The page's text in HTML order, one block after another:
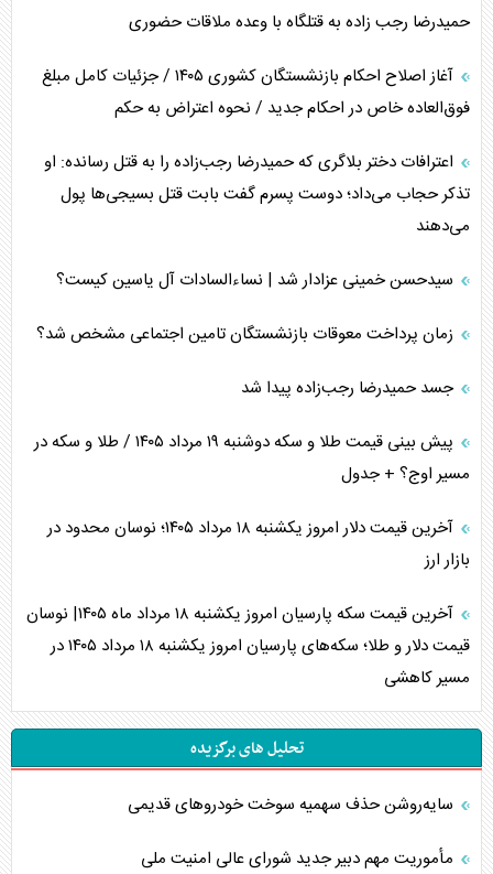
حمیدرضا رجب زاده به قتلگاه با وعده ملاقات حضوری
آغاز اصلاح احکام بازنشستگان کشوری ۱۴۰۵ / جزئیات کامل مبلغ
فوق‌العاده خاص در احکام جدید / نحوه اعتراض به حکم
اعترافات دختر بلاگری که حمیدرضا رجب‌زاده را به قتل رسانده: او
تذکر حجاب می‌داد؛ دوست پسرم گفت بابت قتل بسیجی‌ها پول
می‌دهند
سیدحسن خمینی عزادار شد | نساءالسادات آل یاسین کیست؟
زمان پرداخت معوقات بازنشستگان تامین اجتماعی مشخص شد؟
جسد حمیدرضا رجب‌زاده پیدا شد
پیش بینی قیمت طلا و سکه دوشنبه ۱۹ مرداد ۱۴۰۵ / طلا و سکه در
مسیر اوج؟ + جدول
آخرین قیمت دلار امروز یکشنبه ۱۸ مرداد ۱۴۰۵؛ نوسان محدود در
بازار ارز
آخرین قیمت سکه پارسیان امروز یکشنبه ۱۸ مرداد ماه ۱۴۰۵| نوسان
قیمت دلار و طلا؛ سکه‌های پارسیان امروز یکشنبه ۱۸ مرداد ۱۴۰۵ در
مسیر کاهشی
تحلیل های برگزیده
سایه‌روشن حذف سهمیه سوخت خودروهای قدیمی
مأموریت مهم دبیر جدید شورای عالی امنیت ملی